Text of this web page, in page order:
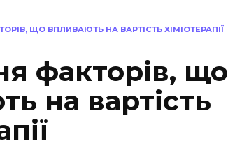
ЩО ВПЛИВАЮТЬ НА ВАРТІСТЬ ХІМІОТЕРАПІЇ
факторів, що
на вартість